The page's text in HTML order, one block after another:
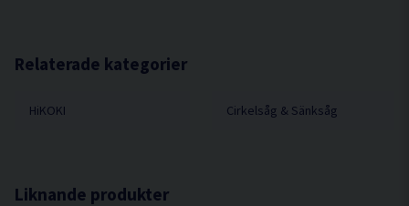
Glidbeläggning så att maskinen glider lätt på
Med hål för att fästa skenan vid arbetsstycket och
koppling.
Material Aluminium
Relaterade kategorier
HiKOKI Cirkelsåg & Sänksåg
Liknande produkter